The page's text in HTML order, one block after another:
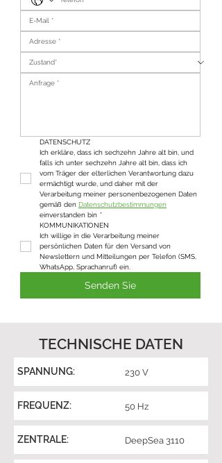
DATENSCHUTZ
Ich erkläre, dass ich sechzehn Jahre alt bin, und
falls ich unter sechzehn Jahre alt bin, dass ich
vom Träger der elterlichen Verantwortung dazu
ermächtigt wurde, und daher mit der
Verarbeitung meiner personenbezogenen Daten
gemäß den Datenschutzbestimmungen
einverstanden bin *
KOMMUNIKATIONEN
Ich willige in die Verarbeitung meiner
persönlichen Daten für den Versand von
Newslettern und Mitteilungen per Telefon (SMS,
WhatsApp, Sprachanruf) ein.
Senden Sie
TECHNISCHE DATEN
SPANNUNG: 230 V
FREQUENZ: 50 Hz
ZENTRALE: DeepSea 3110